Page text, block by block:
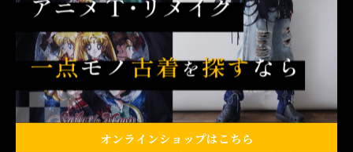
わせることで、アニメTのグラフィックが際立ち、全体
がすっきりとまとまります。
また、アウターや小物を工夫することで、同じアニメT
でも印象を変えることが可能です。例えば、テーラード
ジャケットやカーディガンを羽織れば、大人っぽさと遊
び心が共存するスタイルに。逆に、キャップやリュック
オンラインショップはこちら